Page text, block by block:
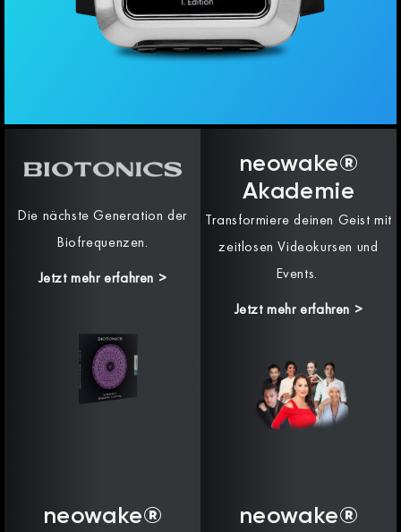
Die nächste Generation der
Biofrequenzen.
Jetzt mehr erfahren >
neowake®
Akademie
Transformiere deinen Geist mit
zeitlosen Videokursen und
Events.
Jetzt mehr erfahren >
neowake®
neowake®